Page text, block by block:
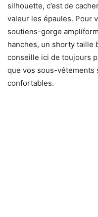
silhouette, c’est de
valeur les épaules. Pour
soutiens-gorge
hanches, un shorty taille
conseille ici de toujours
que vos sous-
confortables.